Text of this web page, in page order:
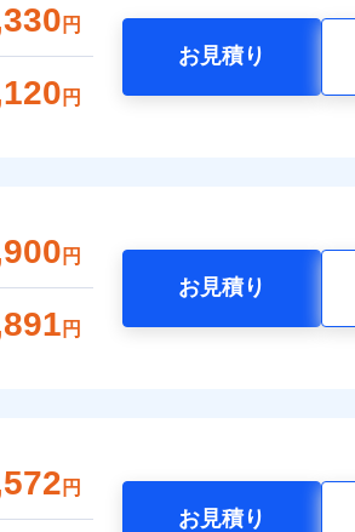
円
円
お見積り
円
円
お見積り
円
お見積り